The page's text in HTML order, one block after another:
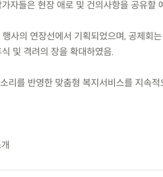
자들은 현장 애로 및 건의사항을 공유할
사의 연장선에서 기획되었으며, 공제회
및 격려의 장을 확대하였음.
리를 반영한 맞춤형 복지서비스를 지속적